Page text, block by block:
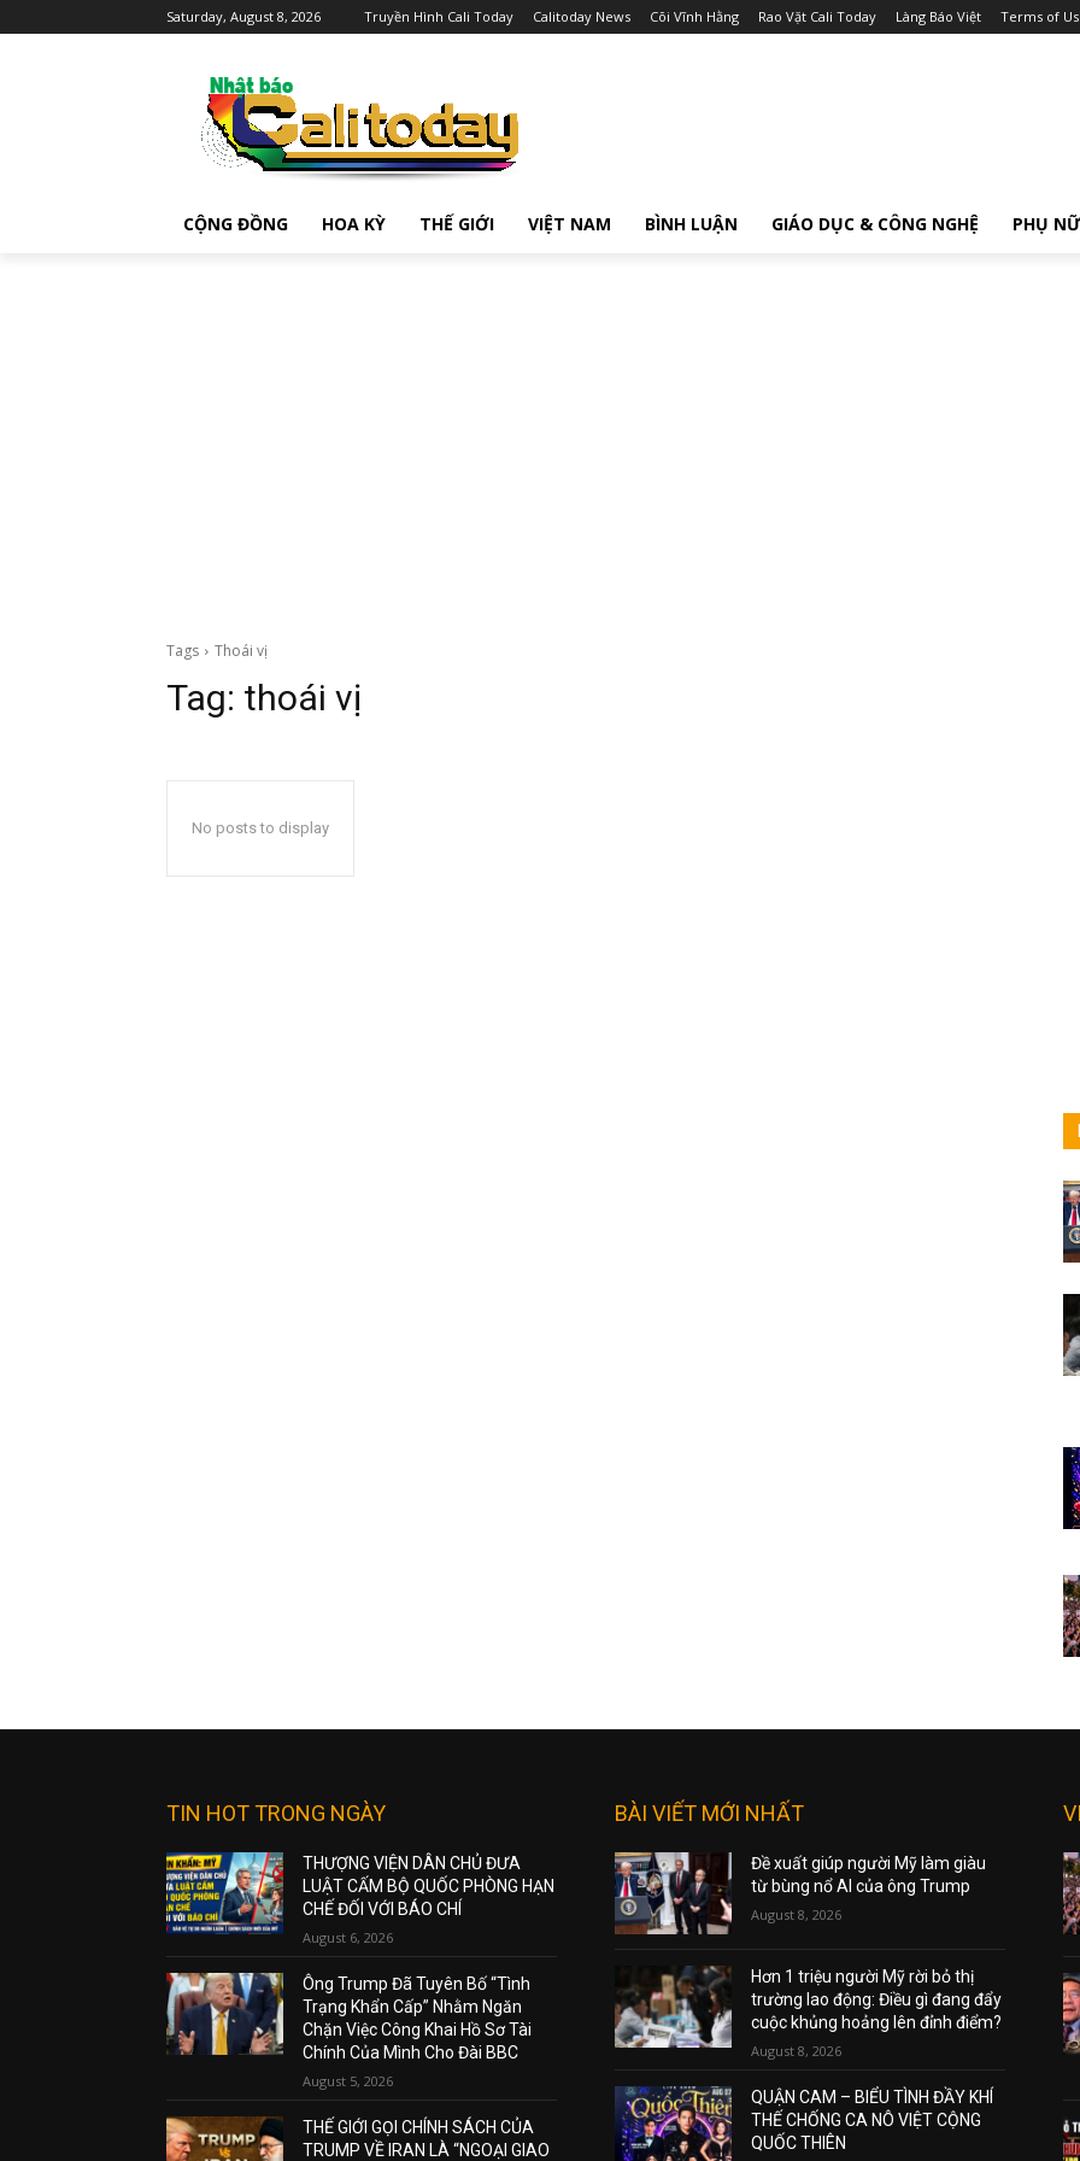
Saturday, August 8, 2026 Truyền Hình Cali Today Calitoday News Cõi Vĩnh Hằng Rao Vặt Cali Today Làng Báo Việt Terms of
CỘNG ĐỒNG HOA KỲ THẾ GIỚI VIỆT NAM BÌNH LUẬN GIÁO DỤC & CÔNG NGHỆ PHỤ NỮ
Tags Thoái vị
Tag: thoái vị
No posts to display
TIN HOT TRONG NGÀY
THƯỢNG VIỆN DÂN CHỦ ĐƯA
LUẬT CẤM BỘ QUỐC PHÒNG HẠN
CHẾ ĐỐI VỚI BÁO CHÍ
August 6, 2026
Ông Trump Đã Tuyên Bố “Tình
Trạng Khẩn Cấp” Nhằm Ngăn
Chặn Việc Công Khai Hồ Sơ Tài
Chính Của Mình Cho Đài BBC
August 5, 2026
THẾ GIỚI GỌI CHÍNH SÁCH CỦA
TRUMP VỀ IRAN LÀ “NGOẠI GIAO
BÀI VIẾT MỚI NHẤT
Đề xuất giúp người Mỹ làm giàu
từ bùng nổ AI của ông Trump
August 8, 2026
Hơn 1 triệu người Mỹ rời bỏ thị
trường lao động: Điều gì đang đẩy
cuộc khủng hoảng lên đỉnh điểm?
August 8, 2026
QUẬN CAM – BIỂU TÌNH ĐẦY KHÍ
THẾ CHỐNG CA NÔ VIỆT CỘNG
QUỐC THIÊN